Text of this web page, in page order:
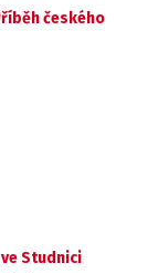
českého
Studnici